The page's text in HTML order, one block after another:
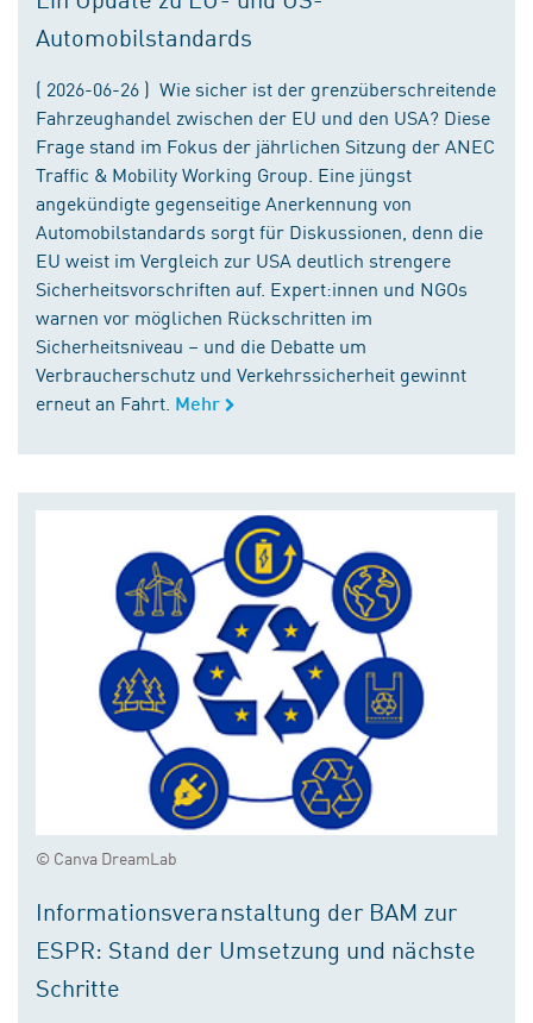
Automobilstandards
( 2026-06-26 ) Wie sicher ist der grenzüberschreitende
Fahrzeughandel zwischen der EU und den USA? Diese
Frage stand im Fokus der jährlichen Sitzung der ANEC
Traffic & Mobility Working Group. Eine jüngst
angekündigte gegenseitige Anerkennung von
Automobilstandards sorgt für Diskussionen, denn die
EU weist im Vergleich zur USA deutlich strengere
Sicherheitsvorschriften auf. Expert:innen und NGOs
warnen vor möglichen Rückschritten im
Sicherheitsniveau – und die Debatte um
Verbraucherschutz und Verkehrssicherheit gewinnt
erneut an Fahrt. Mehr
© Canva DreamLab
Informationsveranstaltung der BAM zur
ESPR: Stand der Umsetzung und nächste
Schritte